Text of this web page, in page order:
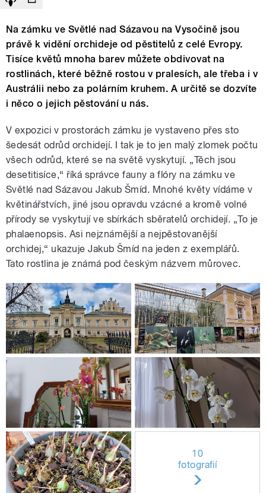
Na zámku ve Světlé nad Sázavou na Vysočině jsou
právě k vidění orchideje od pěstitelů z celé Evropy.
Tisíce květů mnoha barev můžete obdivovat na
rostlinách, které běžně rostou v pralesích, ale třeba i v
Austrálii nebo za polárním kruhem. A určitě se dozvíte
i něco o jejich pěstování u nás.
V expozici v prostorách zámku je vystaveno přes sto
šedesát odrůd orchidejí. I tak je to jen malý zlomek počtu
všech odrůd, které se na světě vyskytují. „Těch jsou
desetitisíce,“ říká správce fauny a flóry na zámku ve
Světlé nad Sázavou Jakub Šmíd. Mnohé květy vídáme v
květinářstvích, jiné jsou opravdu vzácné a kromě volné
přírody se vyskytují ve sbírkách sběratelů orchidejí. „To je
phalaenopsis. Asi nejznámější a nejpěstovanější
orchidej,“ ukazuje Jakub Šmíd na jeden z exemplářů.
Tato rostlina je známá pod českým názvem můrovec.
10
fotografií